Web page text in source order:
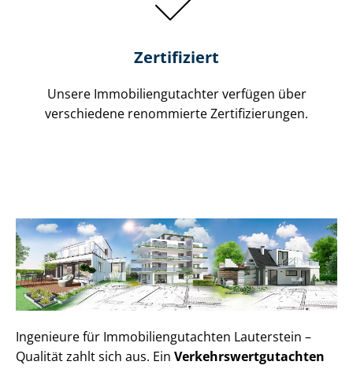
Zertifiziert
Unsere Immobilien­gutachter verfügen über
verschiedene renommierte Zer­ti­fi­zie­run­gen.
Ingenieure für Im­mo­bi­li­en­gut­ach­ten Lauterstein –
Qualität zahlt sich aus. Ein Ver­kehrs­wert­gut­ach­ten